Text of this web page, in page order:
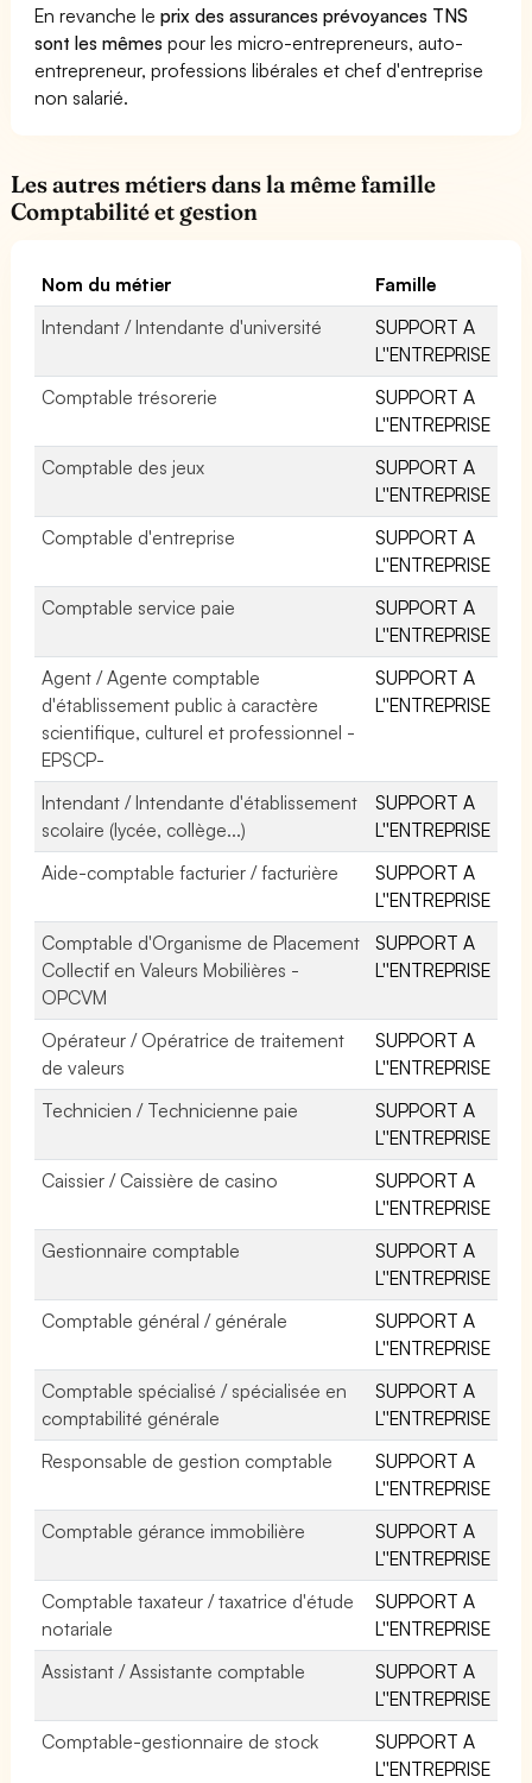
En revanche leprix des assurances prévoyances TNS
sont les mêmes pour les micro-entrepreneurs, auto-
entrepreneur, professions libérales et chef d'entreprise
non salarié.
Les autres métiers dans la même famille
Comptabilité et gestion
Nom du métier
Famille
Intendant / Intendante d'université
SUPPORT A
L''ENTREPRISE
Comptable trésorerie
SUPPORT A
L''ENTREPRISE
Comptable des jeux
SUPPORT A
L''ENTREPRISE
Comptable d'entreprise
SUPPORT A
L''ENTREPRISE
Comptable service paie
SUPPORT A
L''ENTREPRISE
Agent / Agente comptable
d'établissement public à caractère
scientifique, culturel et professionnel -
EPSCP-
SUPPORT A
L''ENTREPRISE
Intendant / Intendante d'établissement
scolaire (lycée, collège...)
SUPPORT A
L''ENTREPRISE
Aide-comptable facturier / facturière
SUPPORT A
L''ENTREPRISE
Comptable d'Organisme de Placement
Collectif en Valeurs Mobilières -
OPCVM
SUPPORT A
L''ENTREPRISE
Opérateur / Opératrice de traitement
de valeurs
SUPPORT A
L''ENTREPRISE
Technicien / Technicienne paie
SUPPORT A
L''ENTREPRISE
Caissier / Caissière de casino
SUPPORT A
L''ENTREPRISE
Gestionnaire comptable
SUPPORT A
L''ENTREPRISE
Comptable général / générale
SUPPORT A
L''ENTREPRISE
Comptable spécialisé / spécialisée en
comptabilité générale
SUPPORT A
L''ENTREPRISE
Responsable de gestion comptable
SUPPORT A
L''ENTREPRISE
Comptable gérance immobilière
SUPPORT A
L''ENTREPRISE
Comptable taxateur / taxatrice d'étude
notariale
SUPPORT A
L''ENTREPRISE
Assistant / Assistante comptable
SUPPORT A
L''ENTREPRISE
Comptable-gestionnaire de stock
SUPPORT A
L''ENTREPRISE